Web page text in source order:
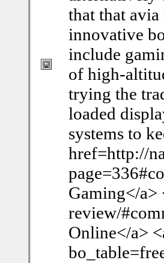
that that
innovative
include
of high-
trying the
loaded
systems to
href=http://
Gaming</
review/
Online</a>